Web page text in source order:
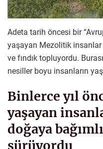
Adeta tarih öncesi bir
yaşayan Mezolitik insanlar
ve fındık topluyordu.
nesiller boyu insanların
Binlerce yıl
yaşayan
doğaya
sürüyordu